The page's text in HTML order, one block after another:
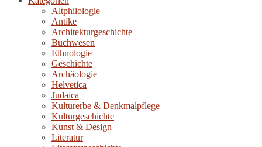
Altphilologie
Antike
Architekturgeschichte
Buchwesen
Ethnologie
Geschichte
Archäologie
Helvetica
Judaica
Kulturerbe & Denkmalpflege
Kulturgeschichte
Kunst & Design
Literatur